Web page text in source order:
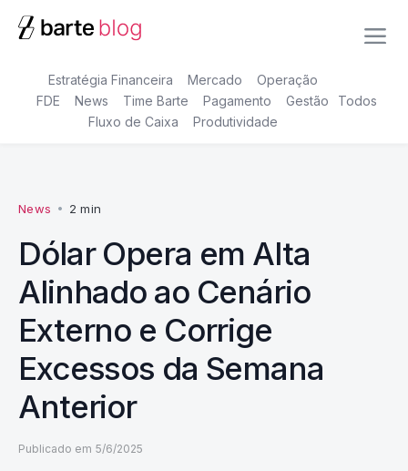
Estratégia Financeira Mercado
Operação
FDE
News Time Barte Pagamento
Gestão
Fluxo de Caixa
Produtividade
Todos
News • 2 min
Dólar Opera em Alta
Alinhado ao Cenário
Externo e Corrige
Excessos da Semana
Anterior
Publicado em 5/6/2025